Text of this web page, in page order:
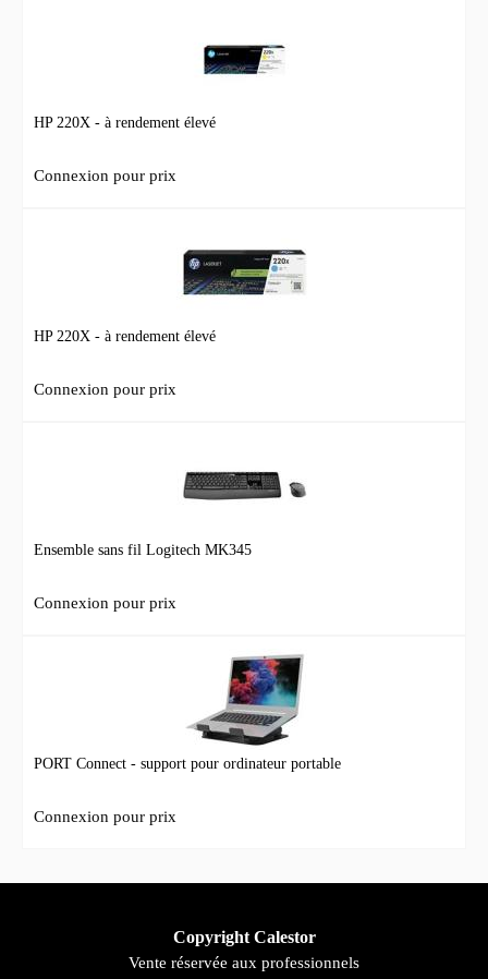
HP 220X - à rendement élevé
Connexion pour prix
HP 220X - à rendement élevé
Connexion pour prix
Ensemble sans fil Logitech MK345
Connexion pour prix
PORT Connect - support pour ordinateur portable
Connexion pour prix
Copyright Calestor
Vente réservée aux professionnels